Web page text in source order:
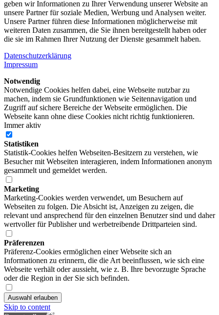
geben wir Informationen zu Ihrer Verwendung unserer Website an
unsere Partner für soziale Medien, Werbung und Analysen weiter.
Unsere Partner führen diese Informationen möglicherweise mit
weiteren Daten zusammen, die Sie ihnen bereitgestellt haben oder
die sie im Rahmen Ihrer Nutzung der Dienste gesammelt haben.
Datenschutzerklärung
Impressum
Notwendig
Notwendige Cookies helfen dabei, eine Webseite nutzbar zu
machen, indem sie Grundfunktionen wie Seitennavigation und
Zugriff auf sichere Bereiche der Webseite ermöglichen. Die
Webseite kann ohne diese Cookies nicht richtig funktionieren.
Immer aktiv
Statistiken
Statistik-Cookies helfen Webseiten-Besitzern zu verstehen, wie
Besucher mit Webseiten interagieren, indem Informationen anonym
gesammelt und gemeldet werden.
Marketing
Marketing-Cookies werden verwendet, um Besuchern auf
Webseiten zu folgen. Die Absicht ist, Anzeigen zu zeigen, die
relevant und ansprechend für den einzelnen Benutzer sind und daher
wertvoller für Publisher und werbetreibende Drittparteien sind.
Präferenzen
Präferenz-Cookies ermöglichen einer Webseite sich an
Informationen zu erinnern, die die Art beeinflussen, wie sich eine
Webseite verhält oder aussieht, wie z. B. Ihre bevorzugte Sprache
oder die Region in der Sie sich befinden.
Auswahl erlauben
Skip to content